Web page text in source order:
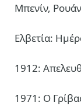
Μπενίν,
Ελβετία:
1912:
1971: Ο